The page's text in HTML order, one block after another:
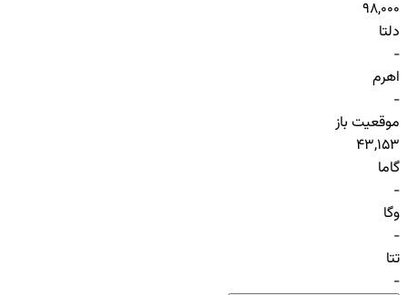
98,000
دلتا
-
اهرم
-
موقعیت باز
43,153
گاما
-
وگا
-
تتا
-